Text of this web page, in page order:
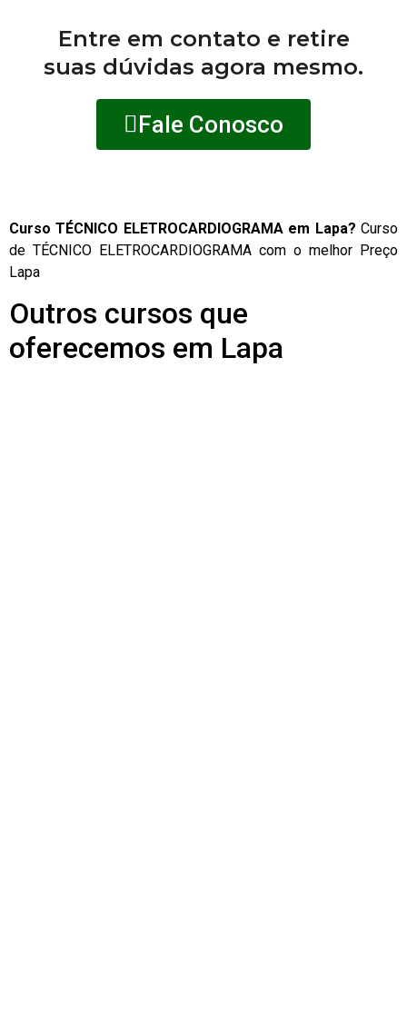
Entre em contato e retire
suas dúvidas agora mesmo.
Fale Conosco
Curso TÉCNICO ELETROCARDIOGRAMA em Lapa? Curso
de TÉCNICO ELETROCARDIOGRAMA com o melhor Preço
Lapa
Outros cursos que
oferecemos em Lapa